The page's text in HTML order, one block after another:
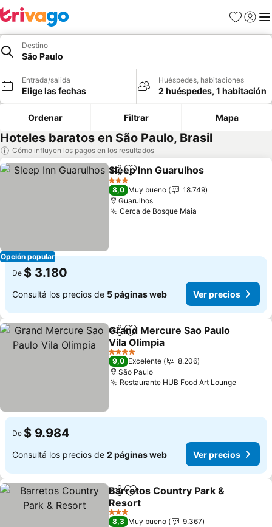
Favoritos
Iniciar
Destino
São Paulo
Entrada/salida
Elige las fechas
Huéspedes, habitaciones
2 huéspedes, 1 habitación
Ordenar Filtrar Mapa
Hoteles baratos en São Paulo, Brasil
Cómo influyen los pagos en los resultados
Opción popular
CompartirAñadir a favoritos
Sleep Inn Guarulhos
3 Estrellas
8,0 Muy bueno
18.749
Guarulhos
Cerca de Bosque Maia
De $ 3.180
Consultá los precios de 5 páginas web Ver precios
CompartirAñadir a favoritos
Grand Mercure Sao Paulo
Vila Olimpia
Ver precios
4 Estrellas
9,0 Excelente
8.206
São Paulo
Restaurante HUB Food Art LoungeVer
De $ 9.984
Consultá los precios de 2 páginas web Ver precios
CompartirAñadir a favoritos
Barretos Country Park &
Resort
Ver precios
3 Estrellas
8,3 Muy bueno
9.367